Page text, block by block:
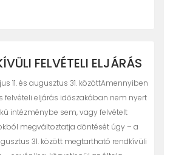
FELVÉTELI ELJÁRÁS
11. és augusztus 31. közöttAmennyiben
felvételi eljárás időszakában nem nyert
intézménybe sem, vagy felvételt
megváltoztatja döntését úgy – a
31. között megtartható rendkívüli